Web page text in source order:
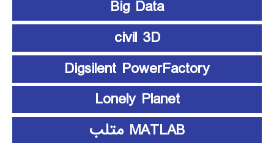
Big Data
civil 3D
Digsilent PowerFactory
Lonely Planet
MATLAB متلب